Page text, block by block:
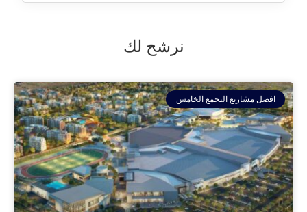
نرشح لك
افضل مشاريع التجمع الخامس